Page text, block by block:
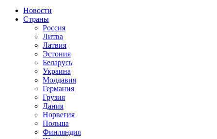
Новости
Страны
Россия
Литва
Латвия
Эстония
Беларусь
Украина
Молдавия
Германия
Грузия
Дания
Норвегия
Польша
Финляндия